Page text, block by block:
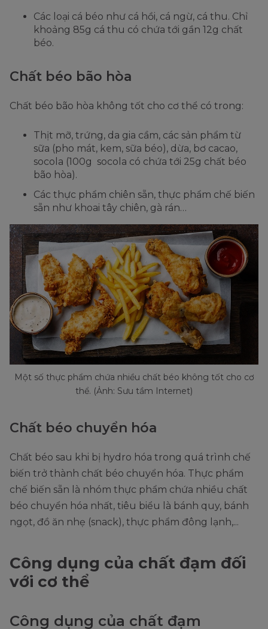
Các loại cá béo như cá hồi, cá ngừ, cá thu. Chỉ
khoảng 85g cá thu có chứa tới gần 12g chất
béo.
Chất béo bão hòa
Chất béo bão hòa không tốt cho cơ thể có trong:
Thịt mỡ, trứng, da gia cầm, các sản phẩm từ
sữa (pho mát, kem, sữa béo), dừa, bơ cacao,
socola (100g socola có chứa tới 25g chất béo
bão hòa).
Các thực phẩm chiên sẵn, thực phẩm chế biến
sẵn như khoai tây chiên, gà rán…
Một số thực phẩm chứa nhiều chất béo không tốt cho cơ
thể. (Ảnh: Sưu tầm Internet)
Chất béo chuyển hóa
Chất béo sau khi bị hydro hóa trong quá trình chế
biến trở thành chất béo chuyển hóa. Thực phẩm
chế biến sẵn là nhóm thực phẩm chứa nhiều chất
béo chuyển hóa nhất, tiêu biểu là bánh quy, bánh
ngọt, đồ ăn nhẹ (snack), thực phẩm đông lạnh,...
Công dụng của chất đạm đối
với cơ thể
Công dụng của chất đạm